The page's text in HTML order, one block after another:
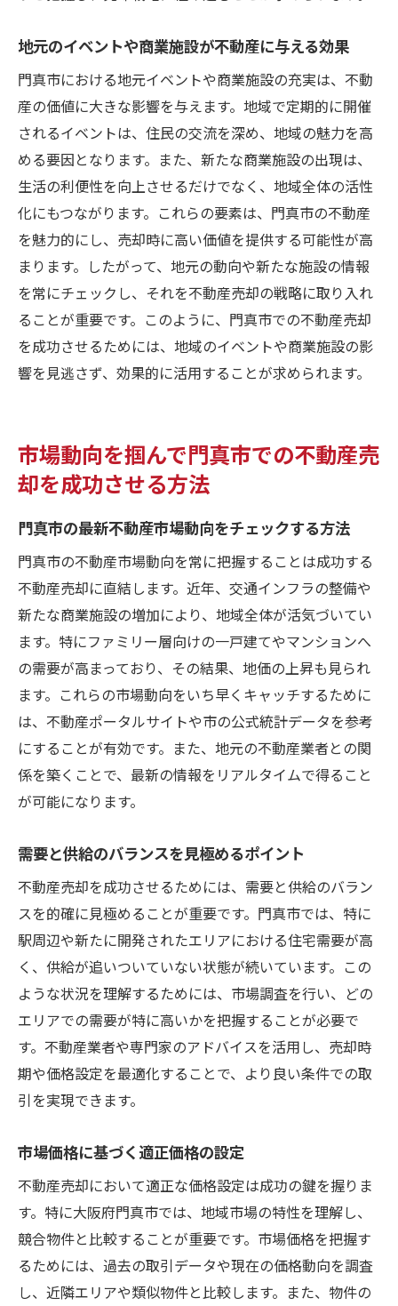
地元のイベントや商業施設が不動産に与える効果
門真市における地元イベントや商業施設の充実は、不動
産の価値に大きな影響を与えます。地域で定期的に開催
されるイベントは、住民の交流を深め、地域の魅力を高
める要因となります。また、新たな商業施設の出現は、
生活の利便性を向上させるだけでなく、地域全体の活性
化にもつながります。これらの要素は、門真市の不動産
を魅力的にし、売却時に高い価値を提供する可能性が高
まります。したがって、地元の動向や新たな施設の情報
を常にチェックし、それを不動産売却の戦略に取り入れ
ることが重要です。このように、門真市での不動産売却
を成功させるためには、地域のイベントや商業施設の影
響を見逃さず、効果的に活用することが求められます。
市場動向を掴んで門真市での不動産売
却を成功させる方法
門真市の最新不動産市場動向をチェックする方法
門真市の不動産市場動向を常に把握することは成功する
不動産売却に直結します。近年、交通インフラの整備や
新たな商業施設の増加により、地域全体が活気づいてい
ます。特にファミリー層向けの一戸建てやマンションへ
の需要が高まっており、その結果、地価の上昇も見られ
ます。これらの市場動向をいち早くキャッチするために
は、不動産ポータルサイトや市の公式統計データを参考
にすることが有効です。また、地元の不動産業者との関
係を築くことで、最新の情報をリアルタイムで得ること
が可能になります。
需要と供給のバランスを見極めるポイント
不動産売却を成功させるためには、需要と供給のバラン
スを的確に見極めることが重要です。門真市では、特に
駅周辺や新たに開発されたエリアにおける住宅需要が高
く、供給が追いついていない状態が続いています。この
ような状況を理解するためには、市場調査を行い、どの
エリアでの需要が特に高いかを把握することが必要で
す。不動産業者や専門家のアドバイスを活用し、売却時
期や価格設定を最適化することで、より良い条件での取
引を実現できます。
市場価格に基づく適正価格の設定
不動産売却において適正な価格設定は成功の鍵を握りま
す。特に大阪府門真市では、地域市場の特性を理解し、
競合物件と比較することが重要です。市場価格を把握す
るためには、過去の取引データや現在の価格動向を調査
し、近隣エリアや類似物件と比較します。また、物件の